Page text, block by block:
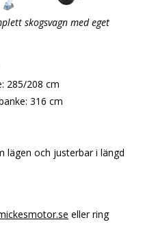
skogsvagn med eget
285/208 cm
316 cm
lägen och justerbar i längd
eller ring